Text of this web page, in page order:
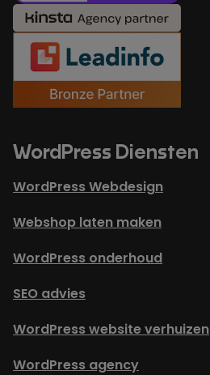
WordPress Diensten
WordPress Webdesign
Webshop laten maken
WordPress onderhoud
SEO advies
WordPress website verhuizen
WordPress agency